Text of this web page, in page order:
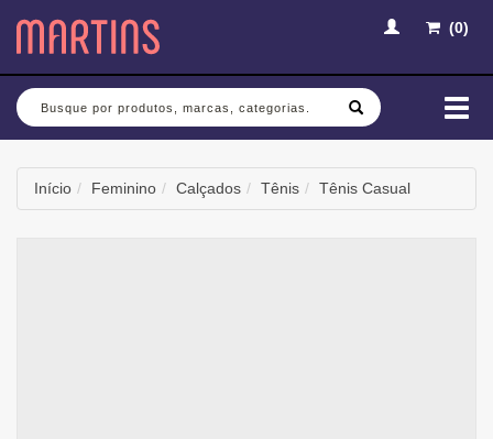
(0)
Busca
Início Feminino Calçados Tênis Tênis Casual